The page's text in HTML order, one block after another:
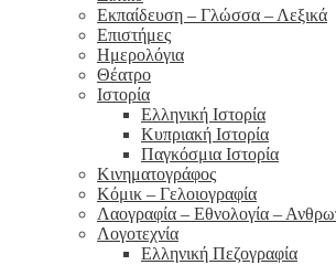
Εκπαίδευση – Γλώσσα – Λεξικά
Επιστήμες
Ημερολόγια
Θέατρο
Ιστορία
Ελληνική Ιστορία
Κυπριακή Ιστορία
Παγκόσμια Ιστορία
Κινηματογράφος
Κόμικ – Γελοιογραφία
Λαογραφία – Εθνολογία –
Λογοτεχνία
Ελληνική Πεζογραφία